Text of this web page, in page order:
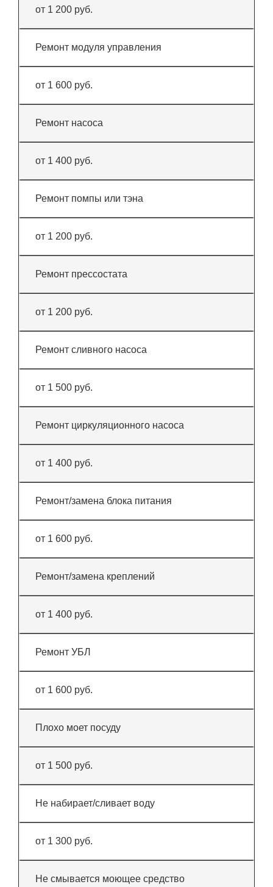
от 1 200 руб.
Ремонт модуля управления
от 1 600 руб.
Ремонт насоса
от 1 400 руб.
Ремонт помпы или тэна
от 1 200 руб.
Ремонт прессостата
от 1 200 руб.
Ремонт сливного насоса
от 1 500 руб.
Ремонт циркуляционного насоса
от 1 400 руб.
Ремонт/замена блока питания
от 1 600 руб.
Ремонт/замена креплений
от 1 400 руб.
Ремонт УБЛ
от 1 600 руб.
Плохо моет посуду
от 1 500 руб.
Не набирает/сливает воду
от 1 300 руб.
Не смывается моющее средство